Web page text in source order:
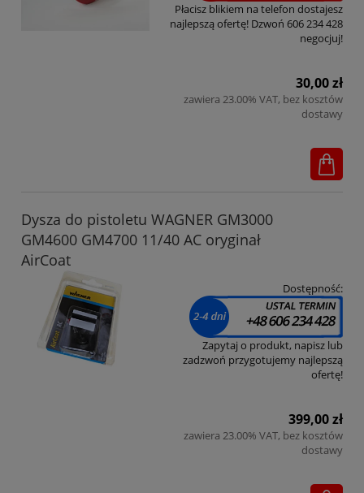
Płacisz blikiem na telefon dostajesz
najlepszą ofertę! Dzwoń 606 234 428
negocjuj!
30,00 zł
zawiera 23.00% VAT, bez kosztów
dostawy
Dysza do pistoletu WAGNER GM3000
GM4600 GM4700 11/40 AC oryginał
AirCoat
Dostępność:
Zapytaj o produkt, napisz lub
zadzwoń przygotujemy najlepszą
ofertę!
399,00 zł
zawiera 23.00% VAT, bez kosztów
dostawy